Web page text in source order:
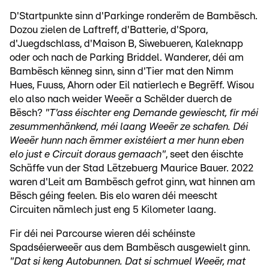
D'Startpunkte sinn d'Parkinge ronderëm de Bambësch.
Dozou zielen de Laftreff, d'Batterie, d'Spora,
d'Juegdschlass, d'Maison B, Siwebueren, Kaleknapp
oder och nach de Parking Briddel. Wanderer, déi am
Bambësch kënneg sinn, sinn d'Tier mat den Nimm
Hues, Fuuss, Ahorn oder Eil natierlech e Begrëff. Wisou
elo also nach weider Weeër a Schëlder duerch de
Bësch? "T'ass éischter eng Demande gewiescht, fir méi
zesummenhänkend, méi laang Weeër ze schafen. Déi
Weeër hunn nach ëmmer existéiert a mer hunn eben
elo just e Circuit doraus gemaach", seet den éischte
Schäffe vun der Stad Lëtzebuerg Maurice Bauer. 2022
waren d'Leit am Bambësch gefrot ginn, wat hinnen am
Bësch géing feelen. Bis elo waren déi meescht
Circuiten nämlech just eng 5 Kilometer laang.
Fir déi nei Parcourse wieren déi schéinste
Spadséierweeër aus dem Bambësch ausgewielt ginn.
"Dat si keng Autobunnen. Dat si schmuel Weeër, mat